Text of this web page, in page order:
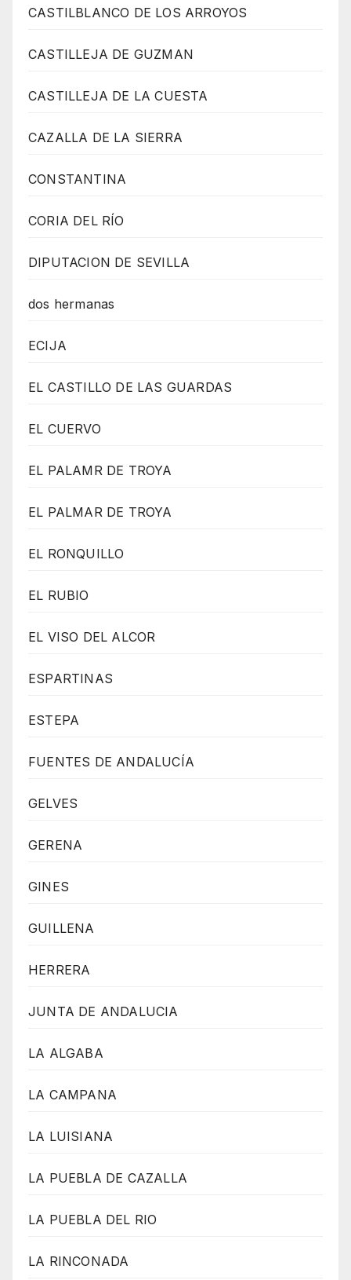
CASTILBLANCO DE LOS ARROYOS
CASTILLEJA DE GUZMAN
CASTILLEJA DE LA CUESTA
CAZALLA DE LA SIERRA
CONSTANTINA
CORIA DEL RÍO
DIPUTACION DE SEVILLA
dos hermanas
ECIJA
EL CASTILLO DE LAS GUARDAS
EL CUERVO
EL PALAMR DE TROYA
EL PALMAR DE TROYA
EL RONQUILLO
EL RUBIO
EL VISO DEL ALCOR
ESPARTINAS
ESTEPA
FUENTES DE ANDALUCÍA
GELVES
GERENA
GINES
GUILLENA
HERRERA
JUNTA DE ANDALUCIA
LA ALGABA
LA CAMPANA
LA LUISIANA
LA PUEBLA DE CAZALLA
LA PUEBLA DEL RIO
LA RINCONADA